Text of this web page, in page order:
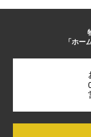
「ホー